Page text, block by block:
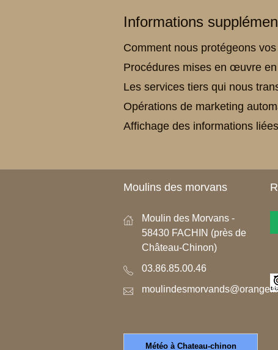
Informations
Comment nous protégeons
Procédures mises en œuvre
Les services tiers qui nous
Opérations de marketing
Affichage des informations
Moulins des morvans
Moulin des Morvans -
58430 FACHIN (près de
Château-Chinon)
03.86.85.00.46
moulindesmorvands@orange.fr
Météo à Chateau-chinon